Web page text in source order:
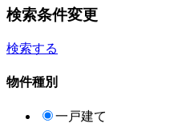
検索条件変更
検索する
物件種別
一戸建て